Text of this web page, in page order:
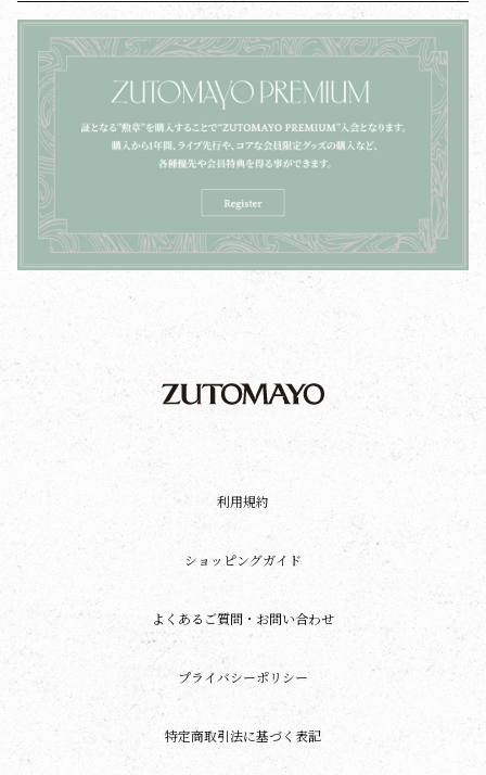
利用規約
ショッピングガイド
よくあるご質問・お問い合わせ
プライバシーポリシー
特定商取引法に基づく表記